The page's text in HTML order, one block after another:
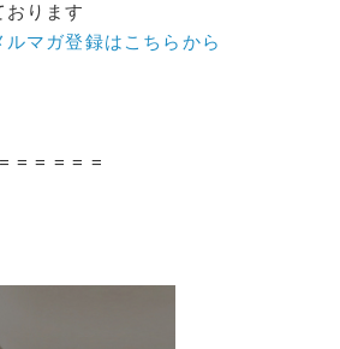
おります
ルマガ登録はこちらから
= = = = =